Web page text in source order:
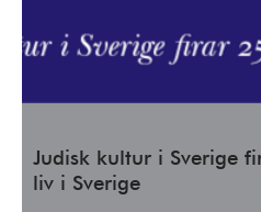
Judisk kultur i Sverige firar 250 år av judiskt
liv i Sverige